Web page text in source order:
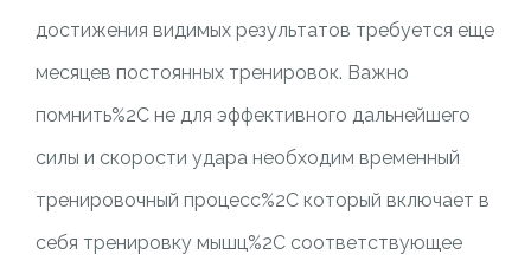
достижения видимых результатов требуется еще
месяцев постоянных тренировок. Важно
помнить%2C не для эффективного дальнейшего
силы и скорости удара необходим временный
тренировочный процесс%2C который включает в
себя тренировку мышц%2C соответствующее